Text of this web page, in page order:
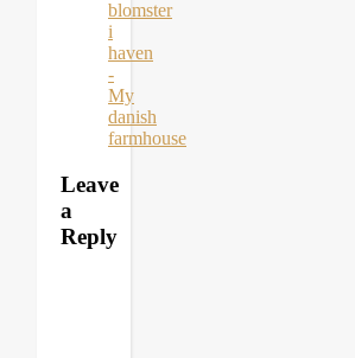
blomster
i
haven
-
My
danish
farmhouse
Leave
a
Reply